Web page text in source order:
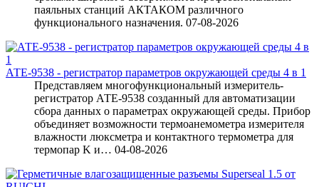
паяльных станций АКТАКОМ различного
функционального назначения. 07-08-2026
АТЕ-9538 - регистратор параметров окружающей среды 4 в 1
Представляем многофункциональный измеритель-
регистратор АТЕ-9538 созданный для автоматизации
сбора данных о параметрах окружающей среды. Прибор
объединяет возможности термоанемометра измерителя
влажности люксметра и контактного термометра для
термопар K и… 04-08-2026